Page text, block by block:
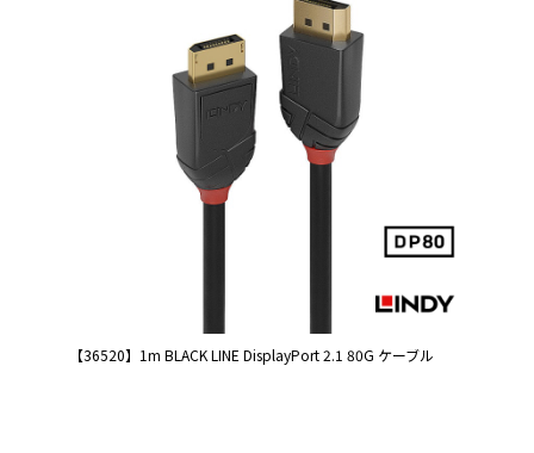
【36520】1m BLACK LINE DisplayPort 2.1 80G ケーブル